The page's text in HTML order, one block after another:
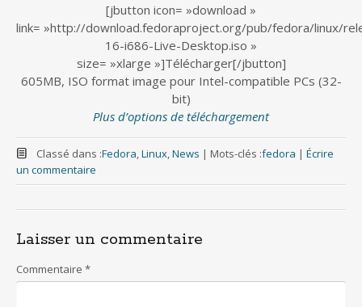
[jbutton icon= »download »
link= »http://download.fedoraproject.org/pub/fedora/linux/
16-i686-Live-Desktop.iso »
size= »xlarge »]Télécharger[/jbutton]
605MB, ISO format image pour Intel-compatible PCs (32-
bit)
Plus d’options de téléchargement
Classé dans :Fedora Linux, News | Mots-clés :fedora | Écrire
un commentaire
Laisser un commentaire
Commentaire *